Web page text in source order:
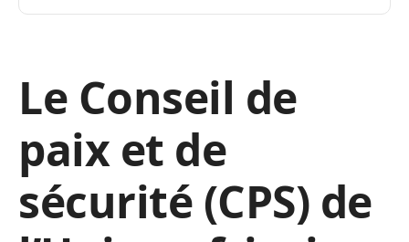
Le Conseil de
paix et de
sécurité (CPS) de